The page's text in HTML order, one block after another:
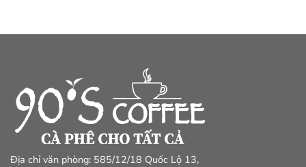
Địa chỉ văn phòng: 585/12/18 Quốc Lộ 13,